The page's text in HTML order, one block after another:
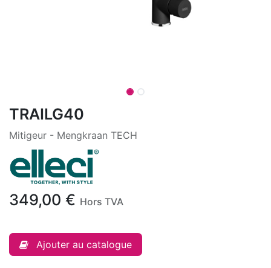
TRAILG40
Mitigeur - Mengkraan TECH
349,00 € Hors TVA
Ajouter au catalogue